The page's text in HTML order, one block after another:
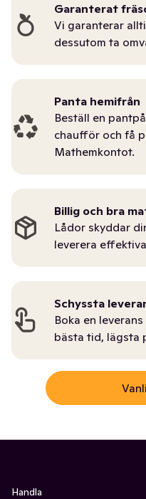
Garanterat
Vi garanterar
dessutom ta
Panta hemifrån
Beställ en
chaufför och få
Mathemkontot.
Billig och bra
Lådor skyddar
leverera
Schyssta
Boka en
bästa tid, lägsta
Handla